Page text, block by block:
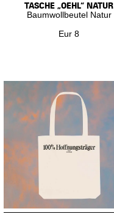
TASCHE „OEHL“ NATUR
Baumwollbeutel Natur
Eur 8